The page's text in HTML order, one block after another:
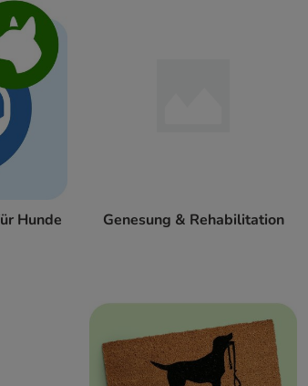
Hunde Genesung & Rehabilitation